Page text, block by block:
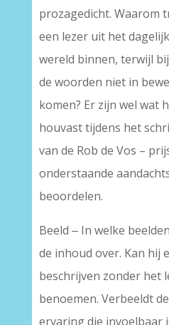
prozagedicht. Waarom
een lezer uit het
wereld binnen, terwijl
de woorden niet in
komen? Er zijn wel wat
houvast tijdens het
van de Rob de Vos –
onderstaande
beoordelen.
Beeld ‒ In welke
de inhoud over. Kan hij
beschrijven zonder het
benoemen. Verbeeldt
ervaring die invoelbaar